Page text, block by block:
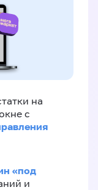
на
с
«‎под
и